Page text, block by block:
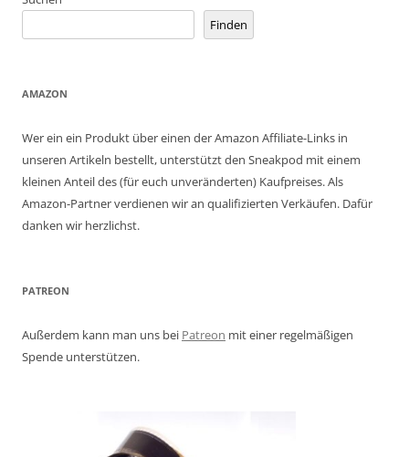
Finden
AMAZON
Wer ein ein Produkt über einen der Amazon Affiliate-Links in
unseren Artikeln bestellt, unterstützt den Sneakpod mit einem
kleinen Anteil des (für euch unveränderten) Kaufpreises. Als
Amazon-Partner verdienen wir an qualifizierten Verkäufen. Dafür
danken wir herzlichst.
PATREON
Außerdem kann man uns bei Patreon mit einer regelmäßigen
Spende unterstützen.